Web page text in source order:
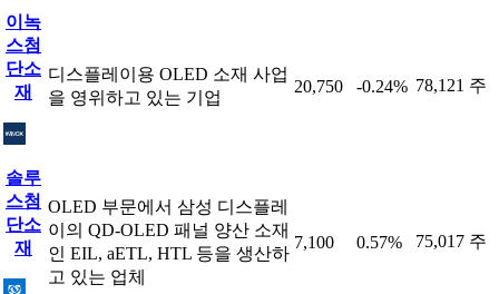
이녹
스첨
단소
재
디스플레이용 OLED 소재 사업
을 영위하고 있는 기업
20,750 -0.24% 78,121 주
솔루
스첨
단소
재
OLED 부문에서 삼성 디스플레
이의 QD-OLED 패널 양산 소재
인 EIL, aETL, HTL 등을 생산하
고 있는 업체
7,100 0.57% 75,017 주